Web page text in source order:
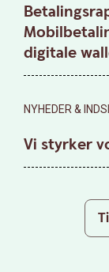
digitale
NYHEDER &
Vi styrker